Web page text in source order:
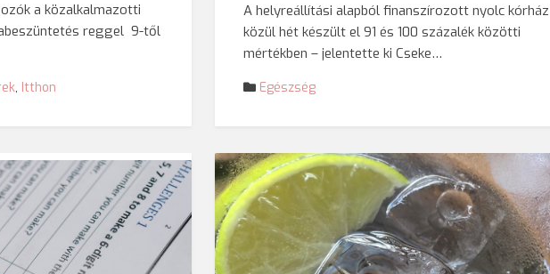
a közalkalmazotti
reggel 9-től
, Itthon
A helyreállítási alapból finanszírozott nyolc kórház
közül hét készült el 91 és 100 százalék közötti
mértékben – jelentette ki Cseke…
Egészség